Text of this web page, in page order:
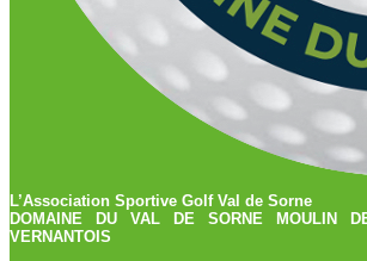
L’Association Sportive Golf Val de Sorne
DOMAINE DU VAL DE SORNE MOULIN
VERNANTOIS